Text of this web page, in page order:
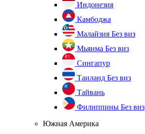
Индонезия
Камбоджа
Малайзия Без виз
Мьянма Без виз
Сингапур
Таиланд Без виз
Тайвань
Филиппины Без виз
Южная Америка